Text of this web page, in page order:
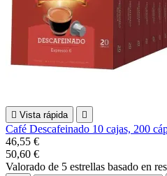
 Vista rápida 
Café Descafeinado 10 cajas, 200
46,55 €
50,60 €
Valorado de 5 estrellas basado en